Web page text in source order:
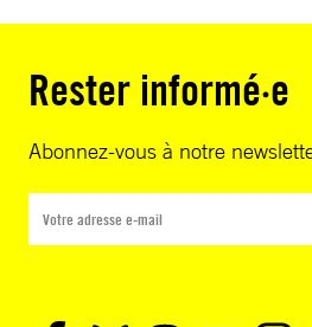
Rester informé·e
Abonnez-vous à notre